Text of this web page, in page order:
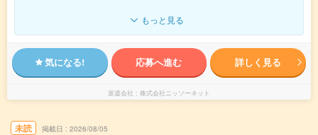
もっと見る
気になる! 応募へ進む 詳しく見る
派遣会社 株式会社ニッソーネット
未読 掲載日 2026/08/05